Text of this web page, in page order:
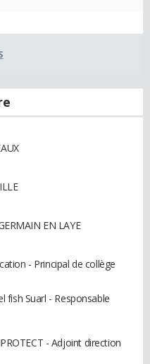
EN LAYE
- Principal de collège
fish Suarl - Responsable
- Adjoint direction